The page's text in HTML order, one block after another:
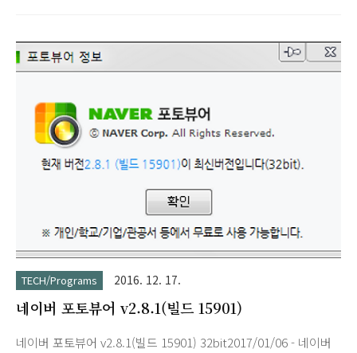
TECH/Programs 2016. 12. 17.
네이버 포토뷰어 v2.8.1(빌드 15901)
네이버 포토뷰어 v2.8.1(빌드 15901) 32bit2017/01/06 - 네이버